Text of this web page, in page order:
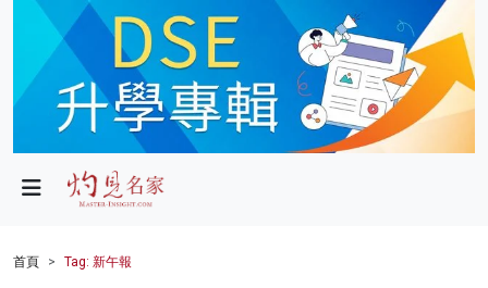
政局
財經
首頁 Tag: 新午報